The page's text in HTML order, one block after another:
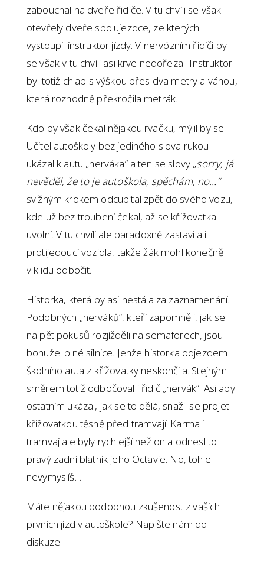
zabouchal na dveře řidiče. V tu chvíli se však
otevřely dveře spolujezdce, ze kterých
vystoupil instruktor jízdy. V nervózním řidiči by
se však v tu chvíli asi krve nedořezal. Instruktor
byl totiž chlap s výškou přes dva metry a váhou,
která rozhodně překročila metrák.
Kdo by však čekal nějakou rvačku, mýlil by se.
Učitel autoškoly bez jediného slova rukou
ukázal k autu „nerváka“ a ten se slovy „sorry, já
nevěděl, že to je autoškola, spěchám, no…“
svižným krokem odcupital zpět do svého vozu,
kde už bez troubení čekal, až se křižovatka
uvolní. V tu chvíli ale paradoxně zastavila i
protijedoucí vozidla, takže žák mohl konečně
v klidu odbočit.
Historka, která by asi nestála za zaznamenání.
Podobných „nerváků“, kteří zapomněli, jak se
na pět pokusů rozjížděli na semaforech, jsou
bohužel plné silnice. Jenže historka odjezdem
školního auta z křižovatky neskončila. Stejným
směrem totiž odbočoval i řidič „nervák“. Asi aby
ostatním ukázal, jak se to dělá, snažil se projet
křižovatkou těsně před tramvají. Karma i
tramvaj ale byly rychlejší než on a odnesl to
pravý zadní blatník jeho Octavie. No, tohle
nevymyslíš…
Máte nějakou podobnou zkušenost z vašich
prvních jízd v autoškole? Napište nám do
diskuze